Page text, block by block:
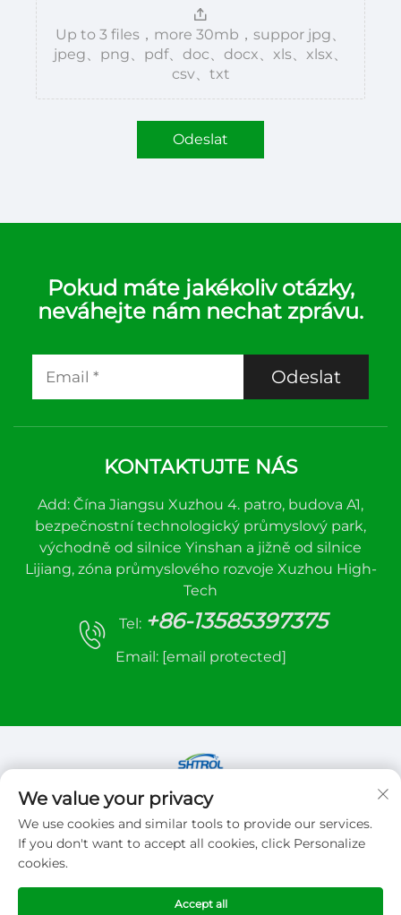
Up to 3 files，more 30mb，suppor jpg、
jpeg、png、pdf、doc、docx、xls、xlsx、
csv、txt
Odeslat
Pokud máte jakékoliv otázky,
neváhejte nám nechat zprávu.
Odeslat
KONTAKTUJTE NÁS
Add: Čína Jiangsu Xuzhou 4. patro, budova A1,
bezpečnostní technologický průmyslový park,
východně od silnice Yinshan a jižně od silnice
Lijiang, zóna průmyslového rozvoje Xuzhou High-
Tech
Tel: +86-13585397375
Email: [email protected]
Copyright © 2026 Xuzhou sanhe automatic
control equipment Co.,LTD. Všechna práva
vyhrazena
We value your privacy
We use cookies and similar tools to provide our services.
If you don't want to accept all cookies, click Personalize
cookies.
Accept all